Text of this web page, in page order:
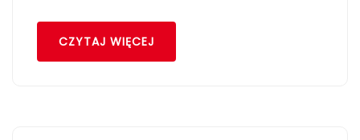
CZYTAJ WIĘCEJ